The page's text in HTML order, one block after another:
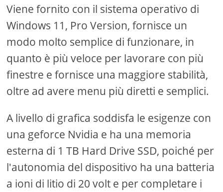
Viene fornito con il sistema operativo di
Windows 11, Pro Version, fornisce un
modo molto semplice di funzionare, in
quanto è più veloce per lavorare con più
finestre e fornisce una maggiore stabilità,
oltre ad avere menu più diretti e semplici.
A livello di grafica soddisfa le esigenze con
una geforce Nvidia e ha una memoria
esterna di 1 TB Hard Drive SSD, poiché per
l'autonomia del dispositivo ha una batteria
a ioni di litio di 20 volt e per completare i